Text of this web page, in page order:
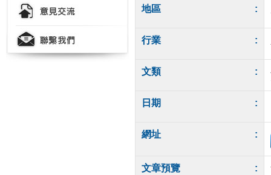
地區 :
行業 :
文類 :
日期 :
網址 :
文章預覽 :